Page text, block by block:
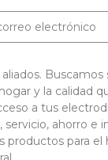
y la calidad
a tus
ahorro e
productos para el